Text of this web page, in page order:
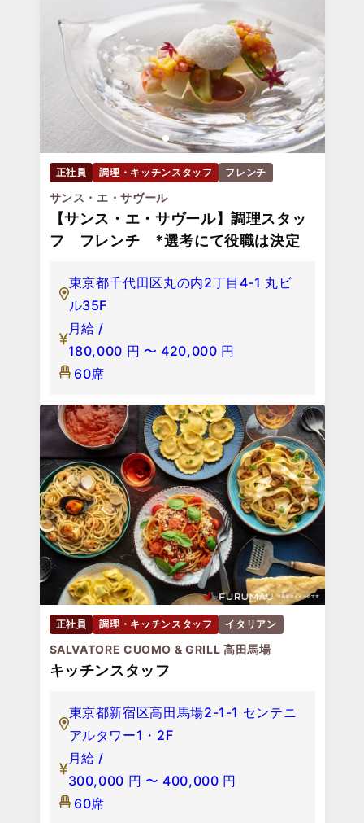
正社員 調理・キッチンスタッフ フレンチ
サンス・エ・サヴール
【サンス・エ・サヴール】調理スタッ
フ フレンチ *選考にて役職は決定
東京都千代田区丸の内2丁目4-1 丸ビ
ル35F
月給 /
180,000 円 〜 420,000 円
60席
正社員 調理・キッチンスタッフ イタリアン
SALVATORE CUOMO & GRILL 高田馬場
キッチンスタッフ
東京都新宿区高田馬場2-1-1 センテニ
アルタワー1・2F
月給 /
300,000 円 〜 400,000 円
60席